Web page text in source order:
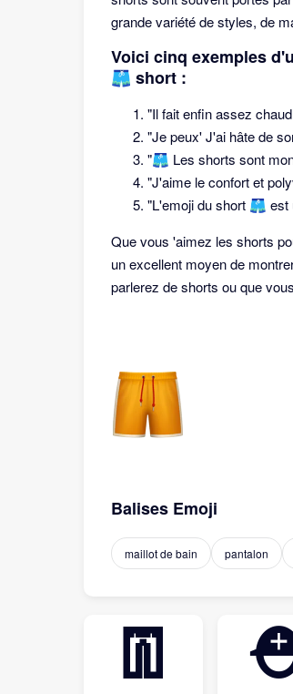
grande variété de styles, de
Voici cinq exemples
🩳 short :
"Il fait enfin assez
"Je peux' J'ai hâte de
"🩳 Les shorts sont
"J'aime le confort et
"L'emoji du short 🩳 est
Que vous 'aimez les shorts
un excellent moyen de
parlerez de shorts ou que
Balises Emoji
maillot de bain pantalon
👖